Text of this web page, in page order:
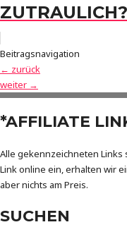
ZUTRAULICH?
Beitragsnavigation
← zurück
weiter →
*AFFILIATE
Alle gekennzeichneten Links
Link online ein, erhalten wir
aber nichts am Preis.
SUCHEN